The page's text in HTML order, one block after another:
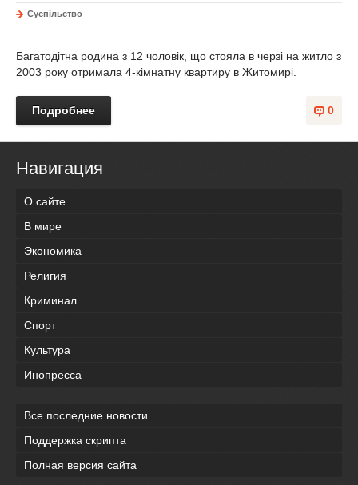
Суспільство
Багатодітна родина з 12 чоловік, що стояла в черзі на житло з
2003 року отримала 4-кімнатну квартиру в Житомирі.
0
Подробнее
Навигация
О сайте
В мире
Экономика
Религия
Криминал
Спорт
Культура
Инопресса
Все последние новости
Поддержка скрипта
Полная версия сайта